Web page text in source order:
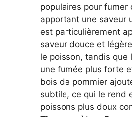
populaires pour fumer
apportant une saveur
est particulièrement
saveur douce et
le poisson, tandis que
une fumée plus forte
bois de pommier
subtile, ce qui le rend
poissons plus doux